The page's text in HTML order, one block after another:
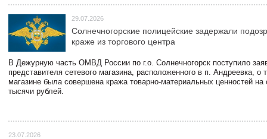
29.07.2026
Солнечногорские полицейские задержали
краже из торгового центра
В Дежурную часть ОМВД России по г.о. Солнечногорск поступило
представителя сетевого магазина, расположенного в п. Андреевка, о
магазине была совершена кража товарно-материальных ценностей
тысячи рублей.
23.07.2026